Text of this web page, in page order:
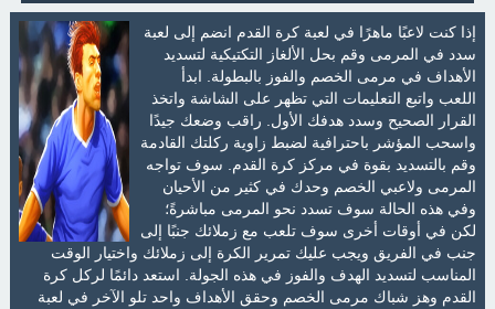
إذا كنت لاعبًا ماهرًا في لعبة كرة القدم انضم إلى لعبة
سدد في المرمى وقم بحل الألغاز التكتيكية لتسديد
الأهداف في مرمى الخصم والفوز بالبطولة. ابدأ
اللعب واتبع التعليمات التي تظهر على الشاشة واتخذ
القرار الصحيح وسدد هدفك الأول. راقب وضعك جيدًا
واسحب المؤشر باحترافية لضبط زاوية ركلتك القادمة
وقم بالتسديد بقوة في مركز كرة القدم. سوف تواجه
المرمى ولاعبي الخصم وحدك في كثير من الأحيان
وفي هذه الحالة سوف تسدد نحو المرمى مباشرةً؛
لكن في أوقات أخرى سوف تلعب مع زملائك جنبًا إلى
جنب في الفريق ويجب عليك تمرير الكرة إلى زملائك واختيار الوقت
المناسب لتسديد الهدف والفوز في هذه الجولة. استعد دائمًا لركل كرة
القدم وهز شباك مرمى الخصم وحقق الأهداف واحد تلو الآخر في لعبة